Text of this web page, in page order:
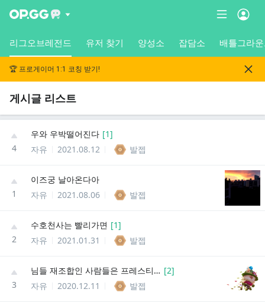
리그오브레전드 유저 찾기 양성소 잡담소 배틀그라
🏆 프로게이머 1:1 코칭 받기!
게시글 리스트
4
우와 우박떨어진다 [1]
자유
2021.08.12 발젭
1
이즈궁 날아온다아
자유
2021.08.06 발젭
2
수호천사는 빨리가면 [1]
자유
2021.01.31 발젭
3
님들 재조합인 사람들은 프레스티지 테두리 어케되나요 [2]
자유
2020.12.11 발젭